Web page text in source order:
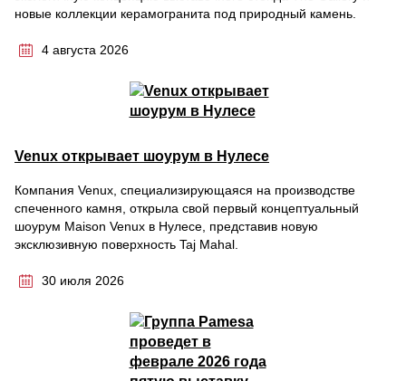
новые коллекции керамогранита под природный камень.
4 августа 2026
Venux открывает шоурум в Нулесе
Компания Venux, специализирующаяся на производстве
спеченного камня, открыла свой первый концептуальный
шоурум Maison Venux в Нулесе, представив новую
эксклюзивную поверхность Taj Mahal.
30 июля 2026